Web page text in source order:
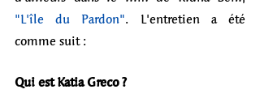
"L'île du Pardon". L'entretien a été
comme suit :
Qui est Katia Greco ?